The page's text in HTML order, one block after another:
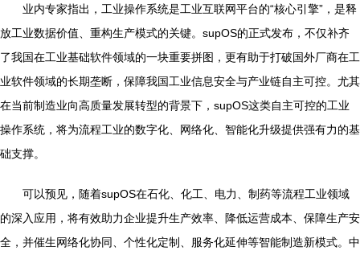
业内专家指出，工业操作系统是工业互联网平台的“核心引擎”，是释
放工业数据价值、重构生产模式的关键。supOS的正式发布，不仅补齐
了我国在工业基础软件领域的一块重要拼图，更有助于打破国外厂商在工
业软件领域的长期垄断，保障我国工业信息安全与产业链自主可控。尤其
在当前制造业向高质量发展转型的背景下，supOS这类自主可控的工业
操作系统，将为流程工业的数字化、网络化、智能化升级提供强有力的基
础支撑。
可以预见，随着supOS在石化、化工、电力、制药等流程工业领域
的深入应用，将有效助力企业提升生产效率、降低运营成本、保障生产安
全，并催生网络化协同、个性化定制、服务化延伸等智能制造新模式。中